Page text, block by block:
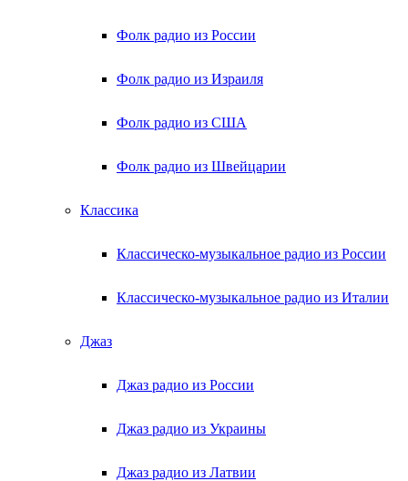
Фолк радио из России
Фолк радио из Израиля
Фолк радио из США
Фолк радио из Швейцарии
Классика
Классическо-музыкальное радио из России
Классическо-музыкальное радио из Италии
Джаз
Джаз радио из России
Джаз радио из Украины
Джаз радио из Латвии